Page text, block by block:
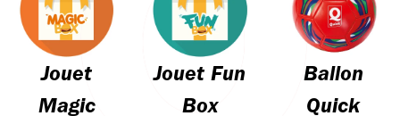
Jouet
Magic
Jouet Fun
Box
Ballon
Quick